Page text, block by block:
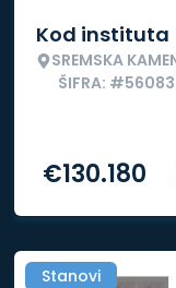
Kod instituta
SREMSKA
ŠIFRA:
€130.180
Stanovi